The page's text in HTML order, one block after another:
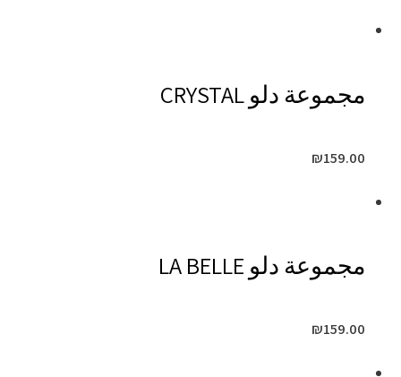
مجموعة دلو CRYSTAL
₪159.00
مجموعة دلو LA BELLE
₪159.00